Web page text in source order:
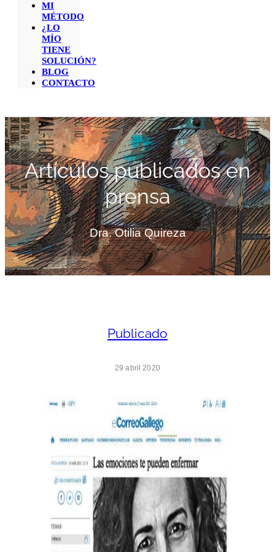
MI
MÉTODO
¿LO
MÍO
TIENE
SOLUCIÓN?
BLOG
CONTACTO
Artículos publicados en
prensa
Dra. Otilia Quireza
Publicado
29 abril 2020